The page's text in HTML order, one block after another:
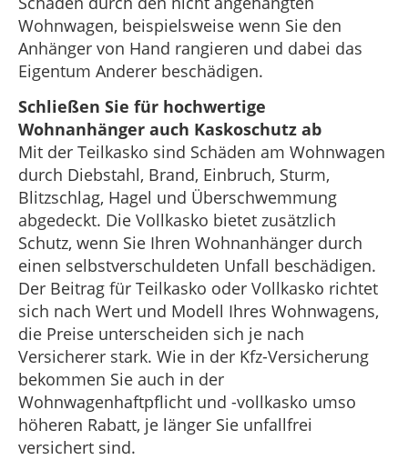
Wohnwagen, beispielsweise wenn Sie den
Anhänger von Hand rangieren und dabei das
Eigentum Anderer beschädigen.
Schließen Sie für hochwertige
Wohnanhänger auch Kaskoschutz ab
Mit der Teilkasko sind Schäden am Wohnwagen
durch Diebstahl, Brand, Einbruch, Sturm,
Blitzschlag, Hagel und Überschwemmung
abgedeckt. Die Vollkasko bietet zusätzlich
Schutz, wenn Sie Ihren Wohnanhänger durch
einen selbstverschuldeten Unfall beschädigen.
Der Beitrag für Teilkasko oder Vollkasko richtet
sich nach Wert und Modell Ihres Wohnwagens,
die Preise unterscheiden sich je nach
Versicherer stark. Wie in der Kfz-Versicherung
bekommen Sie auch in der
Wohnwagenhaftpflicht und -vollkasko umso
höheren Rabatt, je länger Sie unfallfrei
versichert sind.